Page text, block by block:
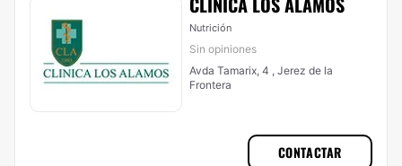
Nutrición
Sin opiniones
Avda Tamarix, 4 , Jerez de la
Frontera
CONTACTAR